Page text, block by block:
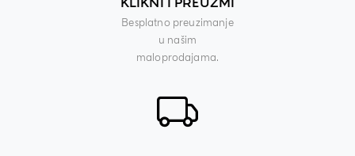
KLIKNI I PREUZMI
Besplatno preuzimanje
u našim
maloprodajama.